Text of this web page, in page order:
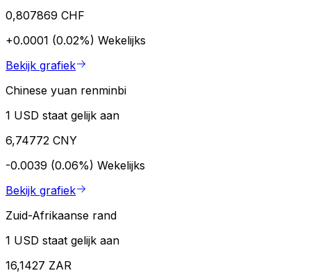
0,807869 CHF
+0.0001 (0.02%) Wekelijks
Bekijk grafiek
Chinese yuan renminbi
1 USD staat gelijk aan
6,74772 CNY
-0.0039 (0.06%) Wekelijks
Bekijk grafiek
Zuid-Afrikaanse rand
1 USD staat gelijk aan
16,1427 ZAR